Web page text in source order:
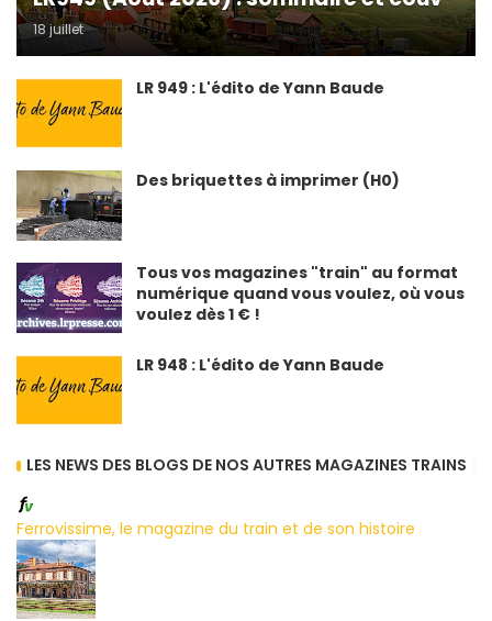
18 juillet
LR 949 : L'édito de Yann Baude
Des briquettes à imprimer (H0)
Tous vos magazines "train" au format
numérique quand vous voulez, où vous
voulez dès 1 € !
LR 948 : L'édito de Yann Baude
LES NEWS DES BLOGS DE NOS AUTRES MAGAZINES TRAINS
Ferrovissime, le magazine du train et de son histoire